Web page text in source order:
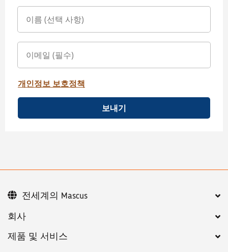
개인정보 보호정책
보내기
회사
제품 및 서비스
전세계의 Mascus